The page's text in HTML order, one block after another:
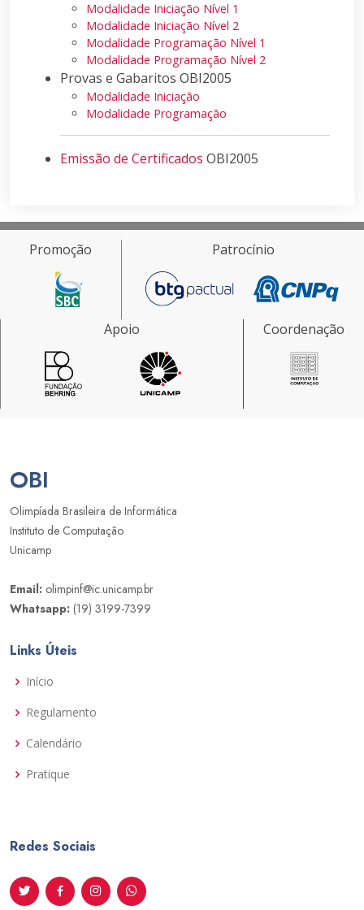
Modalidade Iniciação Nível 1
Modalidade Iniciação Nível 2
Modalidade Programação Nível 1
Modalidade Programação Nível 2
Provas e Gabaritos OBI2005
Modalidade Iniciação
Modalidade Programação
Emissão de Certificados OBI2005
Promoção Patrocínio
Apoio Coordenação
OBI
Olimpíada Brasileira de Informática
Instituto de Computação
Unicamp
Email: olimpinf@ic.unicamp.br
Whatsapp: (19) 3199-7399
Links Úteis
Início
Regulamento
Calendário
Pratique
Redes Sociais